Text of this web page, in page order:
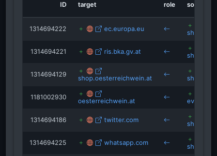
vinazmoravyvinazcech.cz
turizmusonline.hu
the-buyer.net
hannessabathi.atID target role source
1314694222 ec.europa.eu
1314694221 ris.bka.gv.at
1314694129 shop.oesterreichwein.at
1181002930 oesterreichwein.at
1314694186 twitter.com
1314694225 whatsapp.com